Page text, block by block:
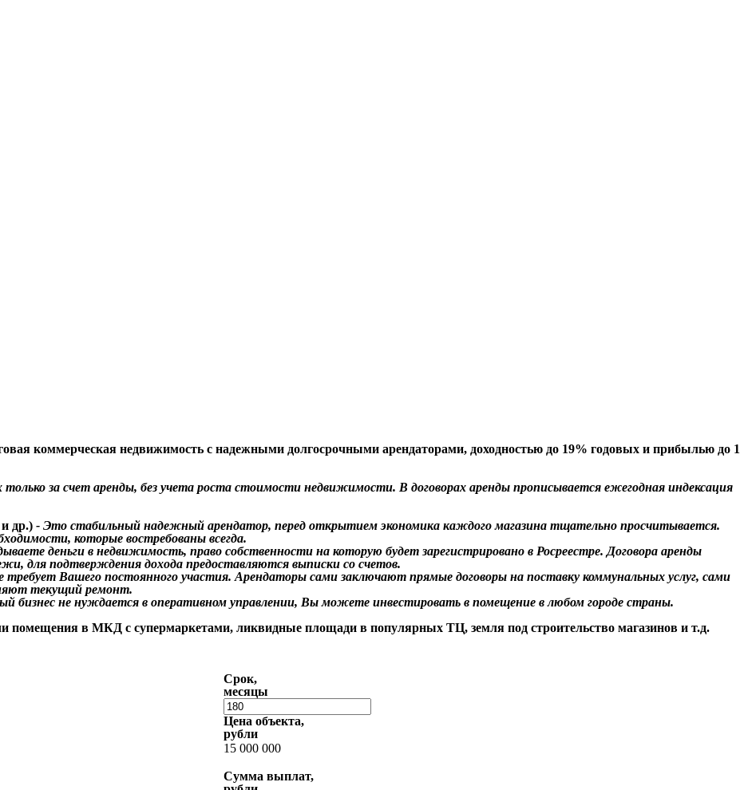
коммерческая недвижимость с надежными долгосрочными арендаторами, доходностью до 19% годовых и прибылью до 1
только за счет аренды, без учета роста стоимости недвижимости. В договорах аренды прописывается ежегодная индексация
др.) - Это стабильный надежный арендатор, перед открытием экономика каждого магазина тщательно просчитывается.
которые востребованы всегда.
деньги в недвижимость, право собственности на которую будет зарегистрировано в Росреестре. Договора аренды
для подтверждения дохода предоставляются выписки со счетов.
требует Вашего постоянного участия. Арендаторы сами заключают прямые договоры на поставку коммунальных услуг, сами
текущий ремонт.
бизнес не нуждается в оперативном управлении, Вы можете инвестировать в помещение в любом городе страны.
помещения в МКД с супермаркетами, ликвидные площади в популярных ТЦ, земля под строительство магазинов и т.д.
Срок,
месяцы
Цена объекта,
рубли
15 000 000
Сумма выплат,